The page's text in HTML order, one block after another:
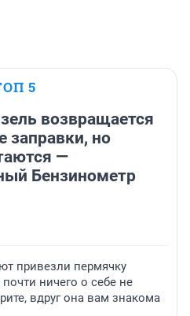
5
возвращается
заправки, но
—
Бензинометр
привезли пермячку
ничего о себе не
вдруг она вам знакома